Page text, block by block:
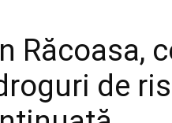
Răcoasa,
de